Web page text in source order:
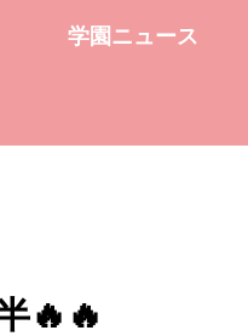
学園ニュース
🔥🔥